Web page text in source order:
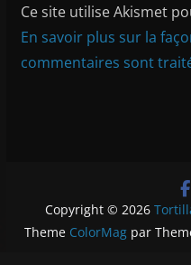
Ce site utilise Akismet
En savoir plus sur la
commentaires sont
Copyright © 2026
Theme ColorMag par